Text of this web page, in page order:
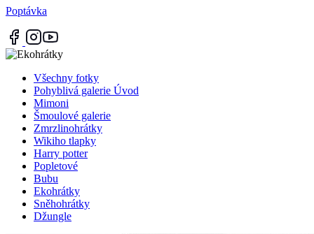
Poptávka
Všechny fotky
Pohyblivá galerie Úvod
Mimoni
Šmoulové galerie
Zmrzlinohrátky
Wikiho tlapky
Harry potter
Popletové
Bubu
Ekohrátky
Sněhohrátky
Džungle